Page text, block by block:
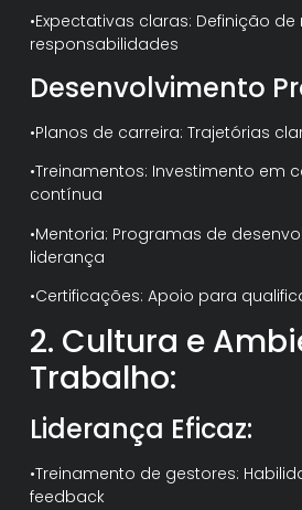
•Expectativas claras: Definição
responsabilidades
Desenvolvimento
•Planos de carreira: Trajetórias
•Treinamentos: Investimento em
contínua
•Mentoria: Programas de
liderança
•Certificações: Apoio para
2. Cultura e
Trabalho:
Liderança Eficaz:
•Treinamento de gestores:
feedback